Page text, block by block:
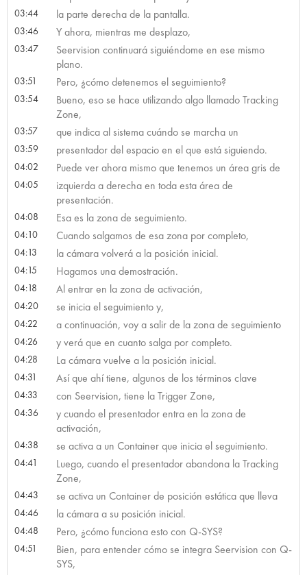
03:44 la parte derecha de la pantalla.
03:46 Y ahora, mientras me desplazo,
03:47
Seervision continuará siguiéndome en ese mismo
plano.
03:51 Pero, ¿cómo detenemos el seguimiento?
03:54
Bueno, eso se hace utilizando algo llamado Tracking
Zone,
03:57 que indica al sistema cuándo se marcha un
03:59 presentador del espacio en el que está siguiendo.
04:02 Puede ver ahora mismo que tenemos un área gris de
04:05
izquierda a derecha en toda esta área de
presentación.
04:08 Esa es la zona de seguimiento.
04:10 Cuando salgamos de esa zona por completo,
04:13 la cámara volverá a la posición inicial.
04:15 Hagamos una demostración.
04:18 Al entrar en la zona de activación,
04:20 se inicia el seguimiento y,
04:22 a continuación, voy a salir de la zona de seguimiento
04:26 y verá que en cuanto salga por completo.
04:28 La cámara vuelve a la posición inicial.
04:31 Así que ahí tiene, algunos de los términos clave
04:33 con Seervision, tiene la Trigger Zone,
04:36
y cuando el presentador entra en la zona de
activación,
04:38 se activa a un Container que inicia el seguimiento.
04:41
Luego, cuando el presentador abandona la Tracking
Zone,
04:43 se activa un Container de posición estática que lleva
04:46 la cámara a su posición inicial.
04:48 Pero, ¿cómo funciona esto con Q-SYS?
04:51
Bien, para entender cómo se integra Seervision con Q-
SYS,